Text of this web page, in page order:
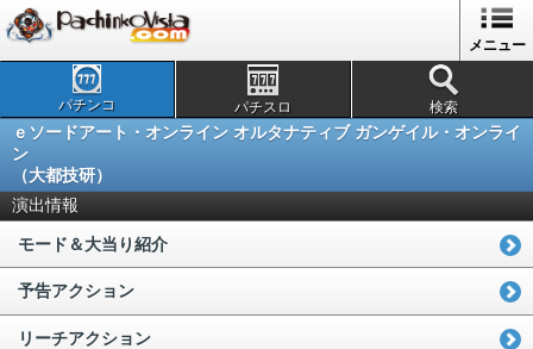
メニュー
パチンコ パチスロ 検索
ｅソードアート・オンライン オルタナティブ ガンゲイル・オンライ
ン
（大都技研）
演出情報
モード＆大当り紹介
予告アクション
リーチアクション